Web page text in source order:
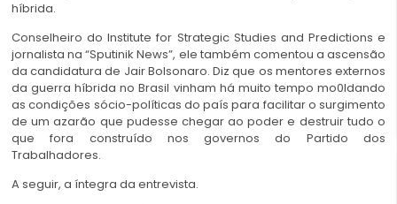
híbrida.
Conselheiro do Institute for Strategic Studies and Predictions e
jornalista na “Sputinik News”, ele também comentou a ascensão
da candidatura de Jair Bolsonaro. Diz que os mentores externos
da guerra híbrida no Brasil vinham há muito tempo mo0ldando
as condições sócio-políticas do país para facilitar o surgimento
de um azarão que pudesse chegar ao poder e destruir tudo o
que fora construído nos governos do Partido dos
Trabalhadores.
A seguir, a íntegra da entrevista.